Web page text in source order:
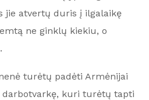
jie atvertų duris į ilgalaikę
ne ginklų kiekiu, o
turėtų padėti Armėnijai
darbotvarkę, kuri turėtų tapti